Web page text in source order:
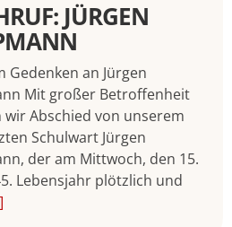
JÜRGEN
Gedenken an Jürgen
Mit großer Betroffenheit
wir Abschied von unserem
Schulwart Jürgen
der am Mittwoch, den 15.
Lebensjahr plötzlich und